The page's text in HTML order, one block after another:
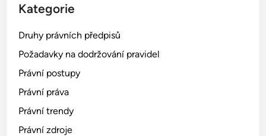
Kategorie
Druhy právních předpisů
Požadavky na dodržování pravidel
Právní postupy
Právní práva
Právní trendy
Právní zdroje